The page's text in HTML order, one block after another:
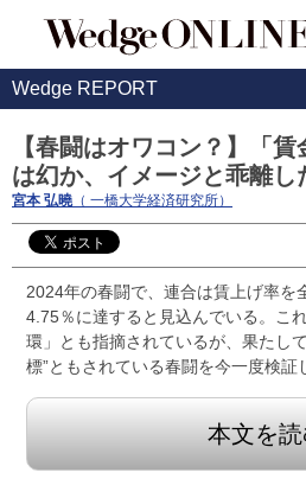
Wedge REPORT
【春闘はオワコン？】「賃
は幻か、イメージと乖離
宮本 弘曉（ 一橋大学経済研究所）
2024年の春闘で、連合は賃上げ率を
4.75％に達すると見込んでいる。こ
環」とも指摘されているが、果たし
標”ともされている春闘を今一度検証
本文を